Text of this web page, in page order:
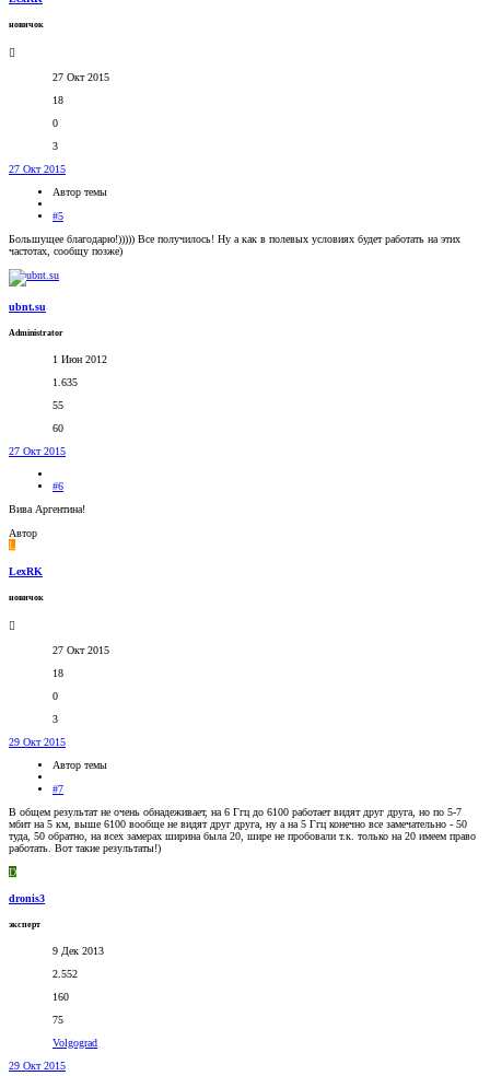
новичок
27 Окт 2015
18
0
3
27 Окт 2015
Автор темы
#5
Большущее благодарю!))))) Все получилось! Ну а как в полевых условиях будет работать на этих
частотах, сообщу позже)
ubnt.su
Administrator
1 Июн 2012
1.635
55
60
27 Окт 2015
#6
Вива Аргентина!
Автор
L
LexRK
новичок
27 Окт 2015
18
0
3
29 Окт 2015
Автор темы
#7
В общем результат не очень обнадеживает, на 6 Ггц до 6100 работает видят друг друга, но по 5-7
мбит на 5 км, выше 6100 вообще не видят друг друга, ну а на 5 Ггц конечно все замечательно - 50
туда, 50 обратно, на всех замерах ширина была 20, шире не пробовали т.к. только на 20 имеем право
работать. Вот такие результаты!)
D
dronis3
эксперт
9 Дек 2013
2.552
160
75
Volgograd
29 Окт 2015